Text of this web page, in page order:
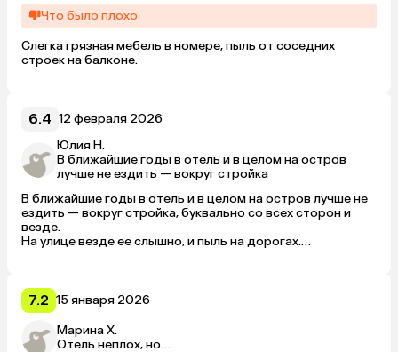
Что было плохо
Слегка грязная мебель в номере, пыль от соседних
строек на балконе.
6.4 12 февраля 2026
Юлия Н.
В ближайшие годы в отель и в целом на остров
лучше не ездить — вокруг стройка
В ближайшие годы в отель и в целом на остров лучше не
ездить — вокруг стройка, буквально со всех сторон и
везде.
На улице везде ее слышно, и пыль на дорогах.
сотрудница на ресепшен, все остальное разочаровало.
На 3 просьбы мелкие (типа принести воду и тапки в
номер) делали в лучшем случае 1,5–2, дико громкая
анимация и музыка из ресторанов — днем, видимо, в
7.2 15 января 2026
Марина Х.
Отель неплох, но…